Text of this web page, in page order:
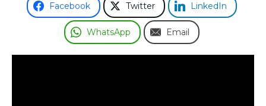
Facebook Twitter LinkedIn
WhatsApp Email